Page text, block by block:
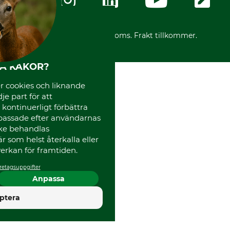
Ångerrätt för din beställning
Reklamationer
Frakter
Vår personal
Varumärken
Mässor
Instagram TOS
Media
Code of Conduct
*Alla priser inklusive moms. Frakt tillkommer.
KAKOR?
cookies och liknande
part för att
kontinuerligt förbättra
efter användarnas
behandlas
som helst återkalla eller
för framtiden.
Anpassa